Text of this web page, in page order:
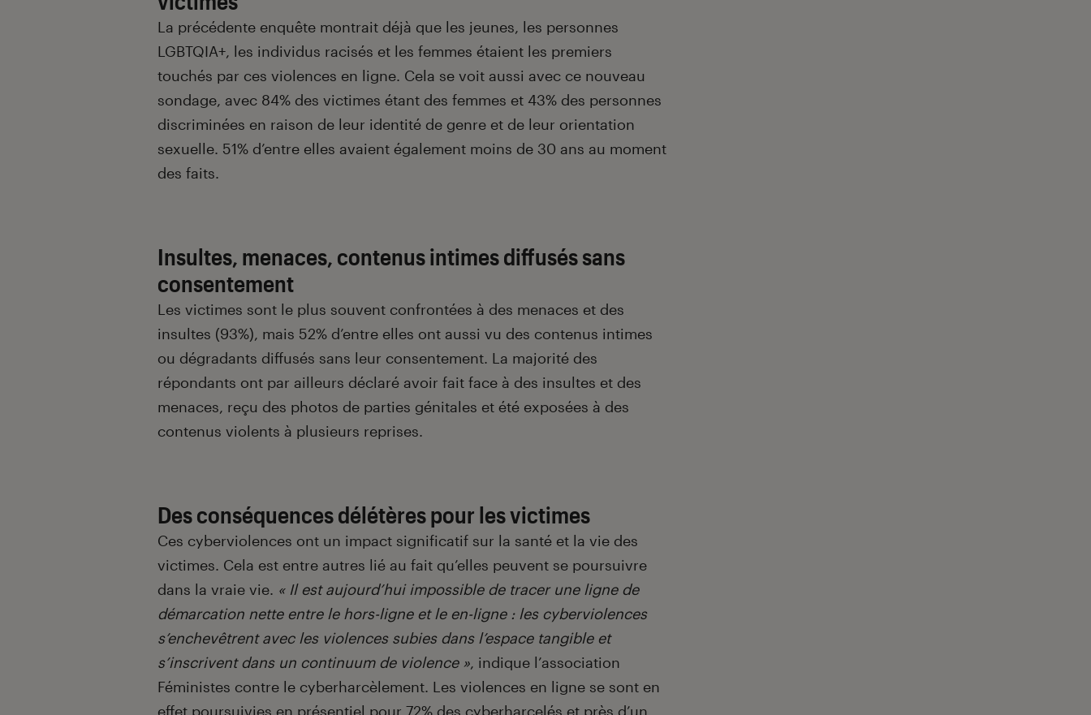
La précédente enquête montrait déjà que les jeunes, les personnes
LGBTQIA+, les individus racisés et les femmes étaient les premiers
touchés par ces violences en ligne. Cela se voit aussi avec ce nouveau
sondage, avec 84% des victimes étant des femmes et 43% des personnes
discriminées en raison de leur identité de genre et de leur orientation
sexuelle. 51% d’entre elles avaient également moins de 30 ans au moment
des faits.
Insultes, menaces, contenus intimes diffusés sans
consentement
Les victimes sont le plus souvent confrontées à des menaces et des
insultes (93%), mais 52% d’entre elles ont aussi vu des contenus intimes
ou dégradants diffusés sans leur consentement. La majorité des
répondants ont par ailleurs déclaré avoir fait face à des insultes et des
menaces, reçu des photos de parties génitales et été exposées à des
contenus violents à plusieurs reprises.
Des conséquences délétères pour les victimes
Ces cyberviolences ont un impact significatif sur la santé et la vie des
victimes. Cela est entre autres lié au fait qu’elles peuvent se poursuivre
dans la vraie vie. « Il est aujourd’hui impossible de tracer une ligne de
démarcation nette entre le hors-ligne et le en-ligne : les cyberviolences
s’enchevêtrent avec les violences subies dans l’espace tangible et
s’inscrivent dans un continuum de violence », indique l’association
Féministes contre le cyberharcèlement. Les violences en ligne se sont en
effet poursuivies en présentiel pour 72% des cyberharcelés et près d’un